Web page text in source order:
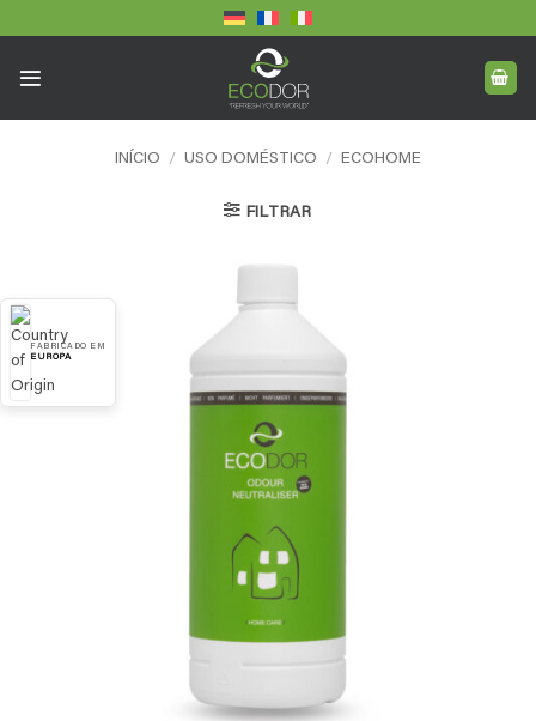
to
INÍCIO / USO DOMÉSTICO / ECOHOME
FILTRAR
FABRICADO EM
EUROPA